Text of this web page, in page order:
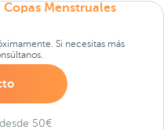
Copas Menstruales
Si necesitas más
50€